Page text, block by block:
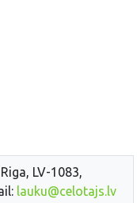
LV-1083,
lauku@celotajs.lv